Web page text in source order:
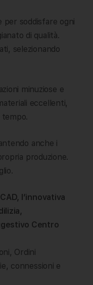
per soddisfare ogni
di qualità.
selezionando
minuziose e
eccellenti,
anche i
produzione.
l’innovativa
Centro
Ordini
connessioni e